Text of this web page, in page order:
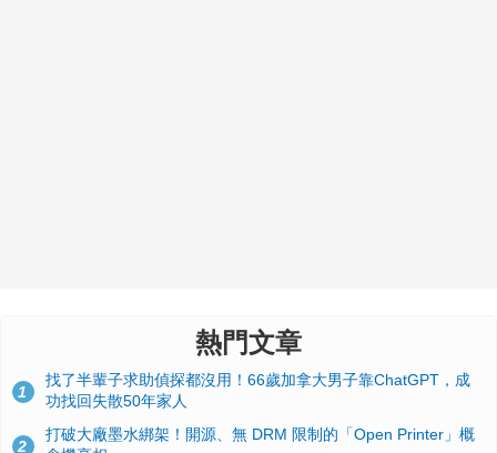
熱門文章
1
找了半輩子求助偵探都沒用！66歲加拿大男子靠ChatGPT，成
功找回失散50年家人
2
打破大廠墨水綁架！開源、無 DRM 限制的「Open Printer」概